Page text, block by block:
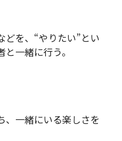
どを、“やりたい”とい
一緒に行う。
、一緒にいる楽しさを